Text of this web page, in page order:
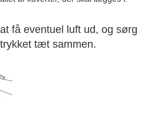
få eventuel luft ud, og sørg
tæt sammen.